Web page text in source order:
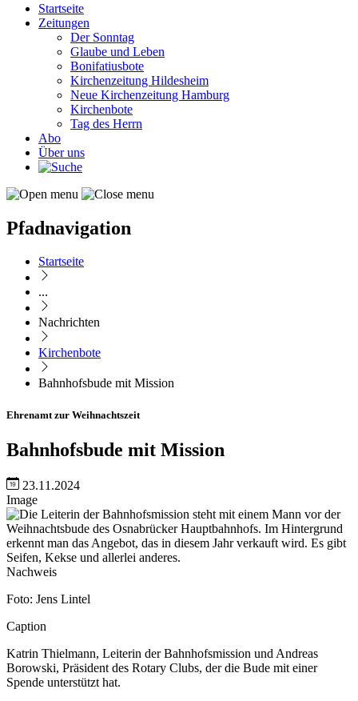
Startseite
Zeitungen
Der Sonntag
Glaube und Leben
Bonifatiusbote
Kirchenzeitung Hildesheim
Neue Kirchenzeitung Hamburg
Kirchenbote
Tag des Herrn
Abo
Über uns
Pfadnavigation
Startseite
...
Nachrichten
Kirchenbote
Bahnhofsbude mit Mission
Ehrenamt zur Weihnachtszeit
Bahnhofsbude mit Mission
23.11.2024
Image
Nachweis
Foto: Jens Lintel
Caption
Katrin Thielmann, Leiterin der Bahnhofsmission und Andreas
Borowski, Präsident des Rotary Clubs, der die Bude mit einer
Spende unterstützt hat.